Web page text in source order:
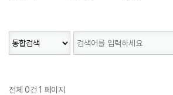
전체 0건 1 페이지